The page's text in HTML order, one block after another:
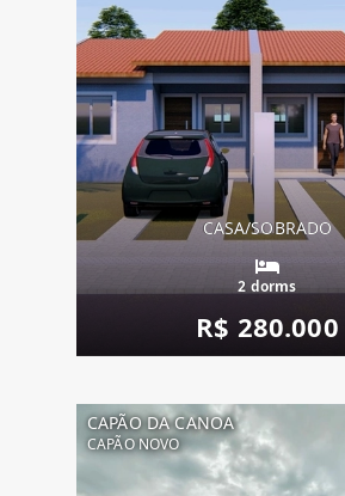
CASA/SOBRADO
2 dorms
R$ 280.000
CAPÃO DA CANOA
CAPÃO NOVO